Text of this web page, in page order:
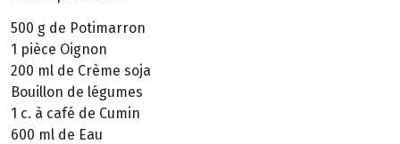
500 g de Potimarron
1 pièce Oignon
200 ml de Crème soja
Bouillon de légumes
1 c. à café de Cumin
600 ml de Eau